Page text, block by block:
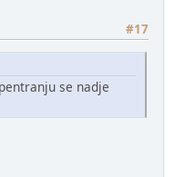
#17
se nadje